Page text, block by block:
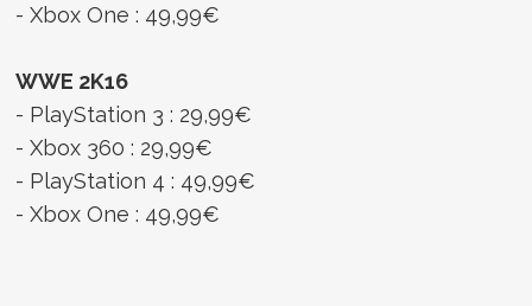
- Xbox One : 49,99€
WWE 2K16
- PlayStation 3 : 29,99€
- Xbox 360 : 29,99€
- PlayStation 4 : 49,99€
- Xbox One : 49,99€